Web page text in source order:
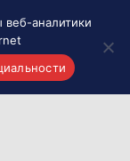
веб-аналитики